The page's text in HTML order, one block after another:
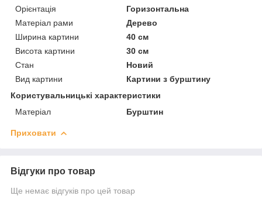
Орієнтація
Горизонтальна
Матеріал рами
Дерево
Ширина картини
40 см
Висота картини
30 см
Стан
Новий
Вид картини
Картини з бурштину
Користувальницькі характеристики
Матеріал
Бурштин
Приховати
Відгуки про товар
Ще немає відгуків про цей товар